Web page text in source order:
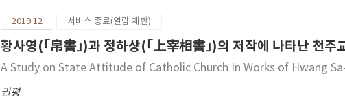
2019.12 서비스 종료(열람 제한)
황사영(｢帛書｣)과 정하상(｢上宰相書｣)의 저작에 나타난 천주
A Study on State Attitude of Catholic Church In Works of Hwang
권평